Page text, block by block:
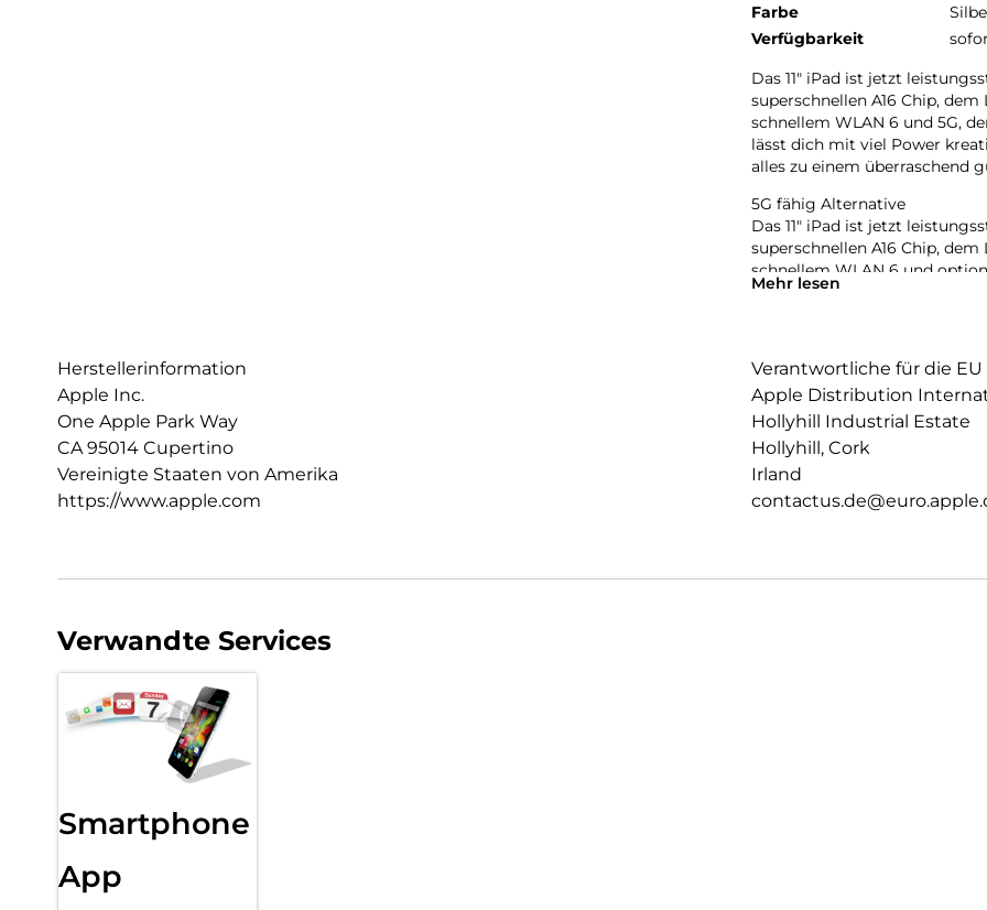
Farbe
Verfügbarkeit
Das 11″ iPad ist jetzt
superschnellen A16 Chip,
schnellem WLAN 6 und 5G,
lässt dich mit viel Power
alles zu einem überraschend
5G fähig Alternative
Das 11″ iPad ist jetzt
superschnellen A16 Chip,
schnellem WLAN 6 und
Farben. Es lässt dich mit viel
Das 11″ iPad ist jetzt
superschnellen A16 Chip,
schnellem WLAN 6, dem
mit viel Power kreativ sein, in
einem überraschend
11 LIQUID RETINA DISPLAY
PERFORMANCE UND
Mehr lesen
Herstellerinformation
Apple Inc.
One Apple Park Way
CA 95014 Cupertino
Vereinigte Staaten von Amerika
https://www.apple.com
Verantwortliche für die EU
Apple Distribution
Hollyhill Industrial Estate
Hollyhill, Cork
Irland
Verwandte Services
Smartphone
App